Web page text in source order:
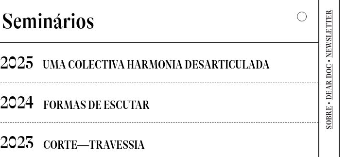
Seminários
2025 UMA COLECTIVA HARMONIA DESARTICULADA
2024 FORMAS DE ESCUTAR
2023 CORTE—TRAVESSIA
SOBRE
•
DEAR DOC
•
NEWSLETTER